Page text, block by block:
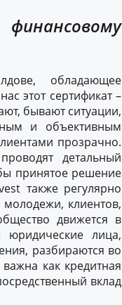
обладающее
этот сертификат –
бывают ситуации,
и объективным
прозрачно.
детальный
принятое решение
также регулярно
клиентов,
движется в
лица,
разбираются во
как кредитная
вклад